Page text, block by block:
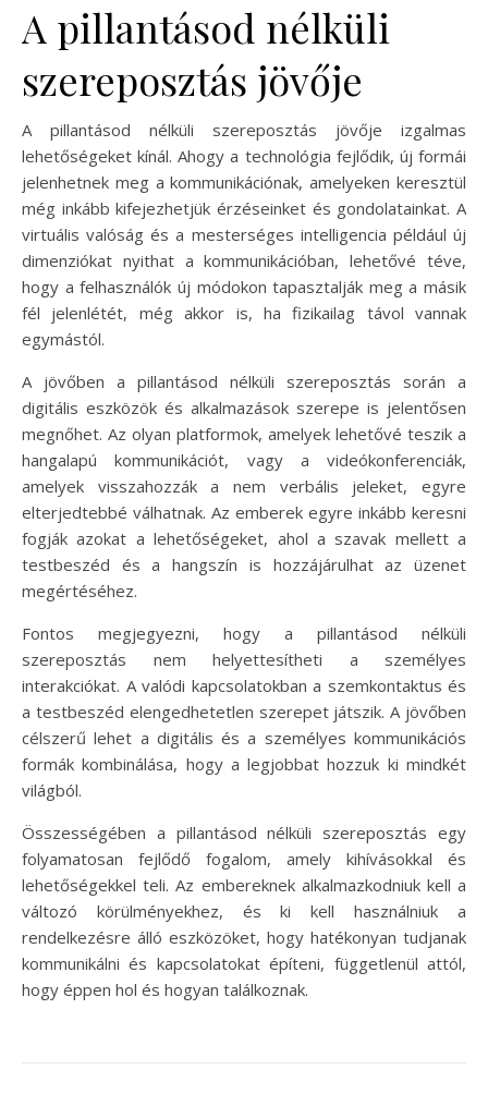
A pillantásod nélküli
szereposztás jövője
A pillantásod nélküli szereposztás jövője izgalmas
lehetőségeket kínál. Ahogy a technológia fejlődik, új formái
jelenhetnek meg a kommunikációnak, amelyeken keresztül
még inkább kifejezhetjük érzéseinket és gondolatainkat. A
virtuális valóság és a mesterséges intelligencia például új
dimenziókat nyithat a kommunikációban, lehetővé téve,
hogy a felhasználók új módokon tapasztalják meg a másik
fél jelenlétét, még akkor is, ha fizikailag távol vannak
egymástól.
A jövőben a pillantásod nélküli szereposztás során a
digitális eszközök és alkalmazások szerepe is jelentősen
megnőhet. Az olyan platformok, amelyek lehetővé teszik a
hangalapú kommunikációt, vagy a videókonferenciák,
amelyek visszahozzák a nem verbális jeleket, egyre
elterjedtebbé válhatnak. Az emberek egyre inkább keresni
fogják azokat a lehetőségeket, ahol a szavak mellett a
testbeszéd és a hangszín is hozzájárulhat az üzenet
megértéséhez.
Fontos megjegyezni, hogy a pillantásod nélküli
szereposztás nem helyettesítheti a személyes
interakciókat. A valódi kapcsolatokban a szemkontaktus és
a testbeszéd elengedhetetlen szerepet játszik. A jövőben
célszerű lehet a digitális és a személyes kommunikációs
formák kombinálása, hogy a legjobbat hozzuk ki mindkét
világból.
Összességében a pillantásod nélküli szereposztás egy
folyamatosan fejlődő fogalom, amely kihívásokkal és
lehetőségekkel teli. Az embereknek alkalmazkodniuk kell a
változó körülményekhez, és ki kell használniuk a
rendelkezésre álló eszközöket, hogy hatékonyan tudjanak
kommunikálni és kapcsolatokat építeni, függetlenül attól,
hogy éppen hol és hogyan találkoznak.